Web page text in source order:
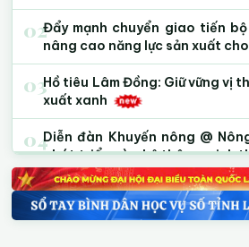
02Đẩy mạnh chuyển giao tiến
nâng cao năng lực sản xuất
03Hồ tiêu Lâm Đồng: Giữ vững vị
xuất xanh
04Diễn đàn Khuyến nông @
phát triển cà phê thông minh
khí hậu và quy định chống
Châu Âu (EUDR)